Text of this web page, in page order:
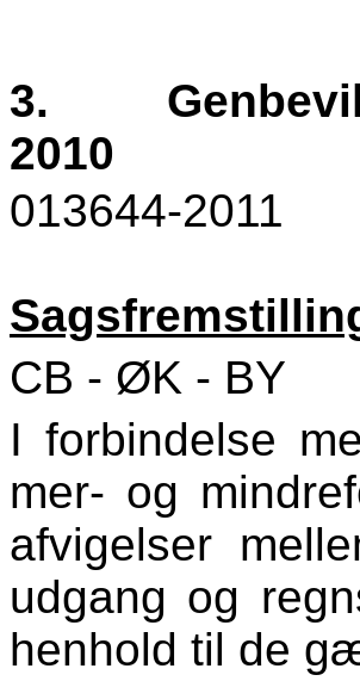
3.
2010
013644-2011
CB - ØK - BY
I forbindelse
mer- og
afvigelser
udgang og
henhold til de